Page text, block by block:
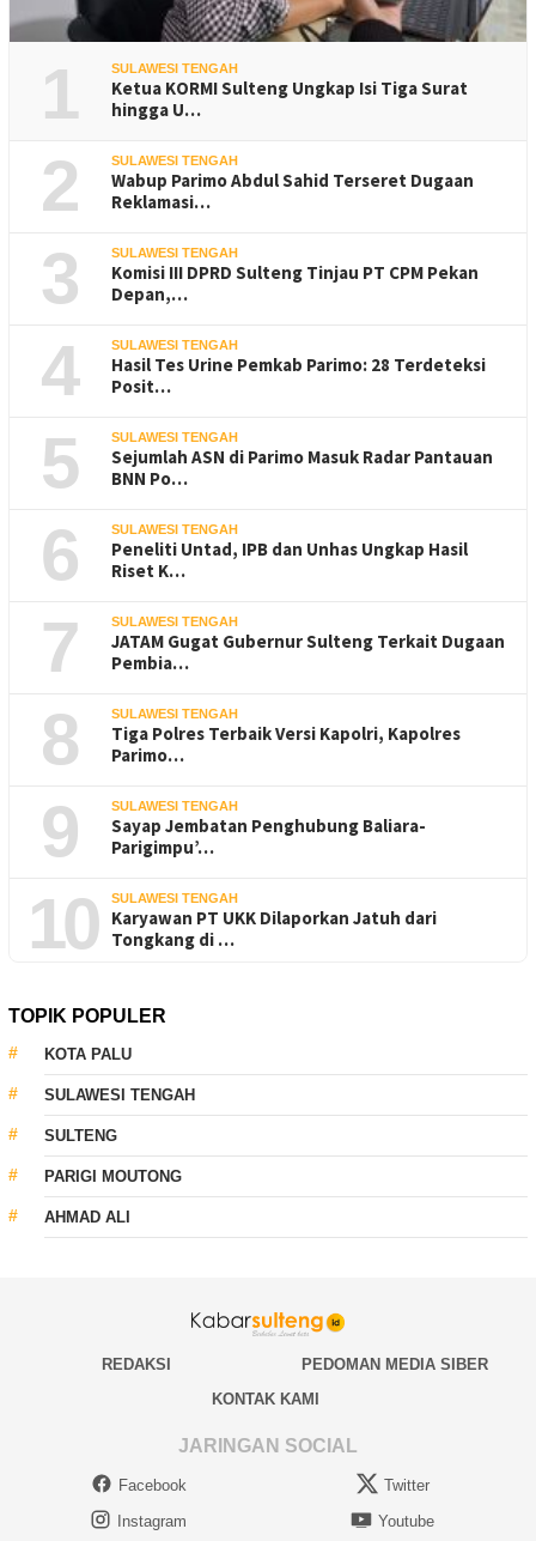
1 SULAWESI TENGAH
Ketua KORMI Sulteng Ungkap Isi Tiga Surat
hingga U…
2 SULAWESI TENGAH
Wabup Parimo Abdul Sahid Terseret Dugaan
Reklamasi…
3 SULAWESI TENGAH
Komisi III DPRD Sulteng Tinjau PT CPM Pekan
Depan,…
4 SULAWESI TENGAH
Hasil Tes Urine Pemkab Parimo: 28 Terdeteksi
Posit…
5 SULAWESI TENGAH
Sejumlah ASN di Parimo Masuk Radar Pantauan
BNN Po…
6 SULAWESI TENGAH
Peneliti Untad, IPB dan Unhas Ungkap Hasil
Riset K…
7 SULAWESI TENGAH
JATAM Gugat Gubernur Sulteng Terkait Dugaan
Pembia…
8 SULAWESI TENGAH
Tiga Polres Terbaik Versi Kapolri, Kapolres
Parimo…
9 SULAWESI TENGAH
Sayap Jembatan Penghubung Baliara-
Parigimpu’…
10 SULAWESI TENGAH
Karyawan PT UKK Dilaporkan Jatuh dari
Tongkang di …
TOPIK POPULER
KOTA PALU
SULAWESI TENGAH
SULTENG
PARIGI MOUTONG
AHMAD ALI
REDAKSI
PEDOMAN MEDIA SIBER
KONTAK KAMI
JARINGAN SOCIAL
Facebook
Twitter
Instagram
Youtube